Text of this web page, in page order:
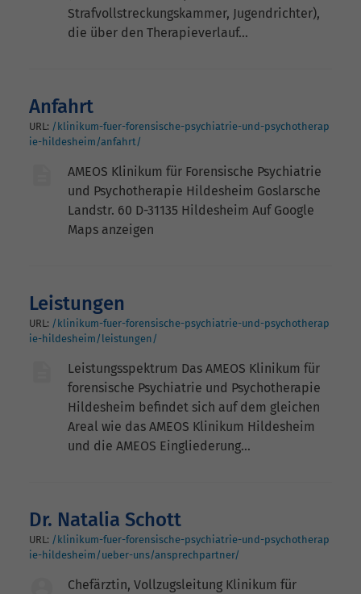
Strafvollstreckungskammer, Jugendrichter),
die über den Therapieverlauf…
Anfahrt
URL: /klinikum-fuer-forensische-psychiatrie-und-psychotherap
ie-hildesheim/anfahrt/
AMEOS Klinikum für Forensische Psychiatrie
und Psychotherapie Hildesheim Goslarsche
Landstr. 60 D-31135 Hildesheim Auf Google
Maps anzeigen
Leistungen
URL: /klinikum-fuer-forensische-psychiatrie-und-psychotherap
ie-hildesheim/leistungen/
Leistungsspektrum Das AMEOS Klinikum für
forensische Psychiatrie und Psychotherapie
Hildesheim befindet sich auf dem gleichen
Areal wie das AMEOS Klinikum Hildesheim
und die AMEOS Eingliederung…
Dr. Natalia Schott
URL: /klinikum-fuer-forensische-psychiatrie-und-psychotherap
ie-hildesheim/ueber-uns/ansprechpartner/
Chefärztin, Vollzugsleitung Klinikum für